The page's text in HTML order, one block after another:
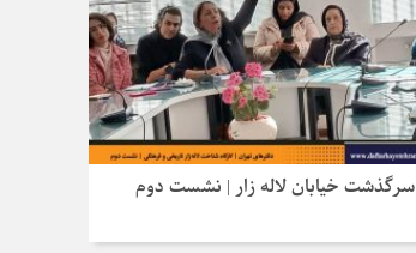
سرگذشت خیابان لاله‌ زار | نشست دوم